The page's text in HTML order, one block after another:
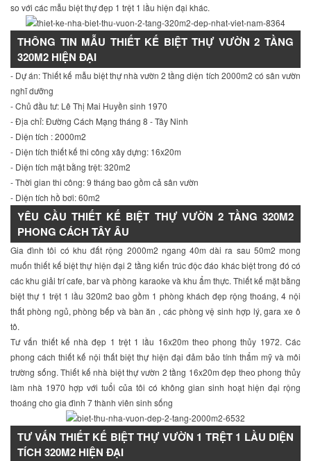
so với các mẫu biệt thự đẹp 1 trệt 1 lầu hiện đại khác.
THÔNG TIN MẪU THIẾT KẾ BIỆT THỰ VƯỜN 2 TẦNG
320M2 HIỆN ĐẠI
- Dự án: Thiết kế mẫu biệt thự nhà vườn 2 tầng diện tích 2000m2 có sân vườn
nghĩ dưỡng
- Chủ đầu tư: Lê Thị Mai Huyền sinh 1970
- Địa chỉ: Đường Cách Mạng tháng 8 - Tây Ninh
- Diện tích : 2000m2
- Diện tích thiết kế thi công xây dựng: 16x20m
- Diện tích mặt bằng trệt: 320m2
- Thời gian thi công: 9 tháng bao gồm cả sân vườn
- Diện tích hồ bơi: 60m2
YÊU CẦU THIẾT KẾ BIỆT THỰ VƯỜN 2 TẦNG 320M2
PHONG CÁCH TÂY ÂU
Gia đình tôi có khu đất rộng 2000m2 ngang 40m dài ra sau 50m2 mong
muốn thiết kế biệt thự hiện đại 2 tầng kiến trúc độc đáo khác biệt trong đó có
các khu giải trí cafe, bar và phòng karaoke và khu ẩm thực. Thiết kế mặt bằng
biệt thự 1 trệt 1 lầu 320m2 bao gồm 1 phòng khách đẹp rộng thoáng, 4 nội
thất phòng ngủ, phòng bếp và bàn ăn , các phòng vệ sinh hợp lý, gara xe ô
tô.
Tư vấn thiết kế nhà đẹp 1 trệt 1 lầu 16x20m theo phong thủy 1972. Các
phong cách thiết kế nội thất biệt thự hiện đại đảm bảo tính thẩm mỹ và môi
trường sống. Thiết kế nhà biệt thự vườn 2 tầng 16x20m đẹp theo phong thủy
làm nhà 1970 hợp với tuổi của tôi có không gian sinh hoạt hiện đại rộng
thoáng cho gia đình 7 thành viên sinh sống
TƯ VẤN THIẾT KẾ BIỆT THỰ VƯỜN 1 TRỆT 1 LẦU DIỆN
TÍCH 320M2 HIỆN ĐẠI